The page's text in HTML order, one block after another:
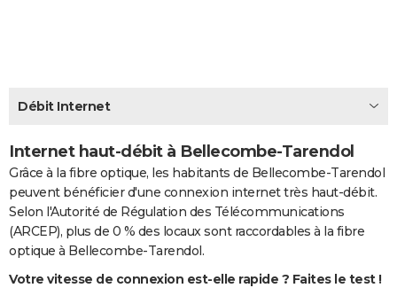
Carte de Noël
Carte Bonne année
Carte Saint-Valentin
Carte Pâques
Carte d'anniversaire
DICTIONNAIRE
Dictionnaire
Biographies
Citations
Expressions
Proverbes
PROGRAMME TV
COPAINS D'AVANT
AVIS DE DÉCÈS
Débit Internet
Internet haut-débit à Bellecombe-Tarendol
Grâce à la fibre optique, les habitants de Bellecombe-Tarendol
peuvent bénéficier d'une connexion internet très haut-débit.
Selon l'Autorité de Régulation des Télécommunications
(ARCEP), plus de 0 % des locaux sont raccordables à la fibre
optique à Bellecombe-Tarendol.
Votre vitesse de connexion est-elle rapide ? Faites le test !